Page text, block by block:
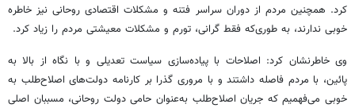
کرد. همچنین مردم از دوران سراسر فتنه و مشکلات اقتصادی روحانی نیز خاطره
خوبی ندارند، به طوری‌که فقط گرانی، تورم و مشکلات معیشتی مردم را زیاد کرد.
وی خاطرنشان کرد: اصلاحات با پیاده‌سازی سیاست تعدیلی و با نگاه از بالا به
پائین، با مردم فاصله داشتند و با مروری گذرا بر کارنامه دولت‌های اصلاح‌طلب به
خوبی می‌فهمیم که جریان اصلاح‌طلب به‌عنوان حامی دولت روحانی، مسببان اصلی